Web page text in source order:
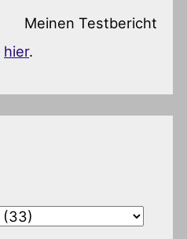
Meinen Testbericht
hier.